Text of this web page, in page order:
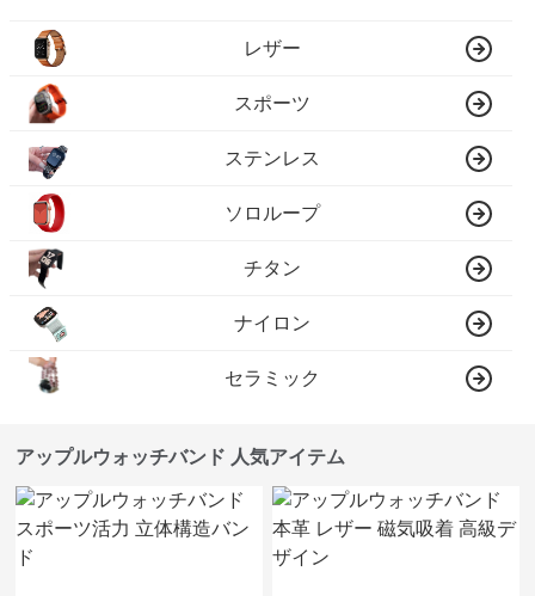
レザー
スポーツ
ステンレス
ソロループ
チタン
ナイロン
セラミック
アップルウォッチバンド 人気アイテム